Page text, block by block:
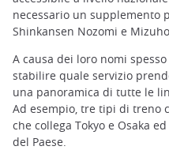
necessario un supplemento
Shinkansen Nozomi e
A causa dei loro nomi
stabilire quale servizio
una panoramica di tutte le
Ad esempio, tre tipi di treno
che collega Tokyo e Osaka
del Paese.